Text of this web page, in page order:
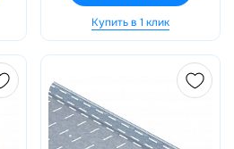
Купить в 1 клик